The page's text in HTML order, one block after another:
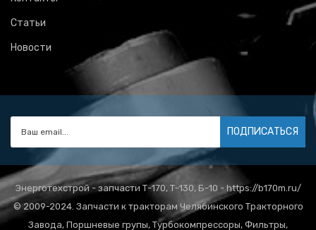
Статьи
Новости
ПОДПИСАТЬСЯ
Энерготехстрой - запчасти Т-170, Т-130, Б-10 - https://b170m.ru/
© 2009-2024. Запчасти к тракторам Челябинского Тракторного
Завода, Поршневые групы, Турбокомпрессоры, Фильтры,